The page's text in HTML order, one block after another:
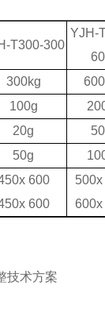
T300-300
YJH-
300kg
100g
20g
50g
50x 600
50x 600
600x
技术方案